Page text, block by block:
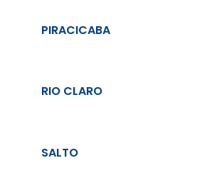
PIRACICABA
RIO CLARO
SALTO